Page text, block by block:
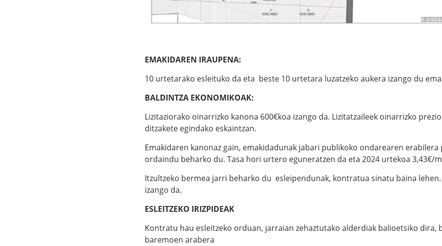
EMAKIDAREN IRAUPENA:
10 urtetarako esleituko da eta beste 10 urtetara luzatzeko aukera izango du
BALDINTZA EKONOMIKOAK:
Lizitaziorako oinarrizko kanona 600€koa izango da. Lizitatzaileek oinarrizko
ditzakete egindako eskaintzan.
Emakidaren kanonaz gain, emakidadunak jabari publikoko ondarearen
ordaindu beharko du. Tasa hori urtero eguneratzen da eta 2024 urtekoa 3,43€/
Itzultzeko bermea jarri beharko du esleipendunak, kontratua sinatu baina lehen.
izango da.
ESLEITZEKO IRIZPIDEAK
Kontratu hau esleitzeko orduan, jarraian zehaztutako alderdiak balioetsiko dira,
baremoen arabera